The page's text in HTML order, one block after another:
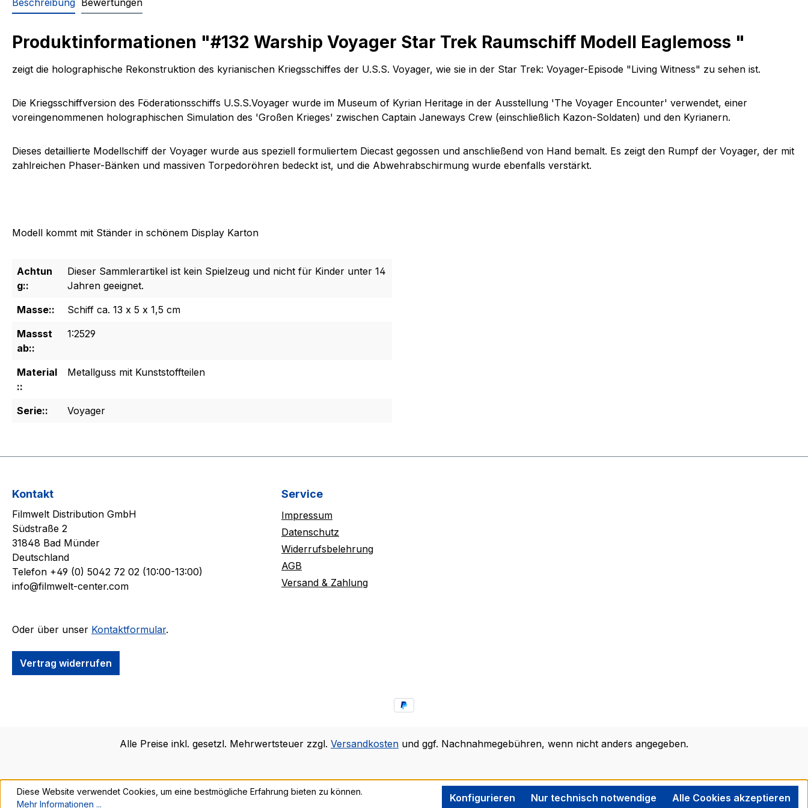
Beschreibung Bewertungen
Produktinformationen "#132 Warship Voyager Star Trek Raumschiff Modell Eaglemoss "
zeigt die holographische Rekonstruktion des kyrianischen Kriegsschiffes der U.S.S. Voyager, wie sie in der Star Trek: Voyager-Episode "Living Witness" zu sehen ist.
Die Kriegsschiffversion des Föderationsschiffs U.S.S.Voyager wurde im Museum of Kyrian Heritage in der Ausstellung 'The Voyager Encounter' verwendet, einer
voreingenommenen holographischen Simulation des 'Großen Krieges' zwischen Captain Janeways Crew (einschließlich Kazon-Soldaten) und den Kyrianern.
Dieses detaillierte Modellschiff der Voyager wurde aus speziell formuliertem Diecast gegossen und anschließend von Hand bemalt. Es zeigt den Rumpf der Voyager, der mit
zahlreichen Phaser-Bänken und massiven Torpedoröhren bedeckt ist, und die Abwehrabschirmung wurde ebenfalls verstärkt.
Modell kommt mit Ständer in schönem Display Karton
Achtun
g::
Dieser Sammlerartikel ist kein Spielzeug und nicht für Kinder unter 14
Jahren geeignet.
Masse::
Schiff ca. 13 x 5 x 1,5 cm
Massst
ab::
1:2529
Material
::
Metallguss mit Kunststoffteilen
Serie:: Voyager
Kontakt
Filmwelt Distribution GmbH
Südstraße 2
31848 Bad Münder
Deutschland
Telefon +49 (0) 5042 72 02 (10:00-13:00)
info@filmwelt-center.com
Oder über unser Kontaktformular.
Vertrag widerrufen
Service
Impressum
Datenschutz
Widerrufsbelehrung
AGB
Versand & Zahlung
Alle Preise inkl. gesetzl. Mehrwertsteuer zzgl. Versandkosten und ggf. Nachnahmegebühren, wenn nicht anders angegeben.
Diese Website verwendet Cookies, um eine bestmögliche Erfahrung bieten zu können.
Mehr Informationen ...
Nur technisch notwendige
Konfigurieren Alle Cookies akzeptieren